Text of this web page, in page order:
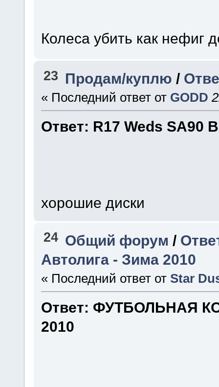
Колеса убить как нефиг
23 Продам/куплю /
« Последний ответ от GODD
Ответ: R17 Weds SA90
хорошие диски
24 Общий форум /
Автолига - Зима 2010
« Последний ответ от Star
Ответ: ФУТБОЛЬНАЯ
2010